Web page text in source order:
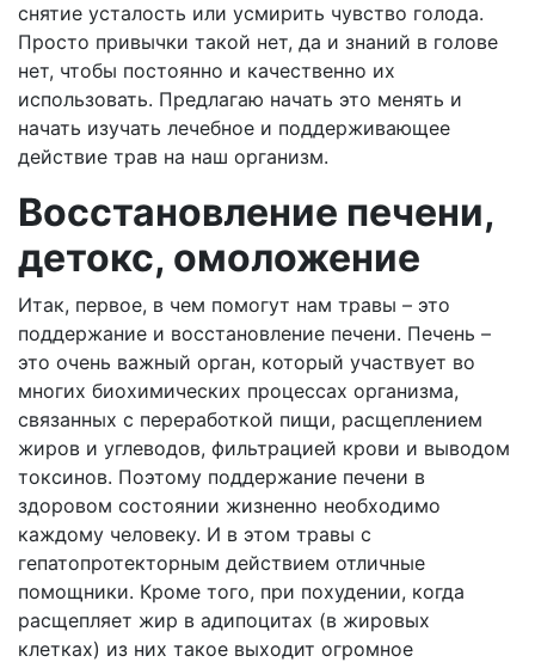
снятие усталость или усмирить чувство голода.
Просто привычки такой нет, да и знаний в голове
нет, чтобы постоянно и качественно их
использовать. Предлагаю начать это менять и
начать изучать лечебное и поддерживающее
действие трав на наш организм.
Восстановление печени,
детокс, омоложение
Итак, первое, в чем помогут нам травы – это
поддержание и восстановление печени. Печень –
это очень важный орган, который участвует во
многих биохимических процессах организма,
связанных с переработкой пищи, расщеплением
жиров и углеводов, фильтрацией крови и выводом
токсинов. Поэтому поддержание печени в
здоровом состоянии жизненно необходимо
каждому человеку. И в этом травы с
гепатопротекторным действием отличные
помощники. Кроме того, при похудении, когда
расщепляет жир в адипоцитах (в жировых
клетках) из них такое выходит огромное